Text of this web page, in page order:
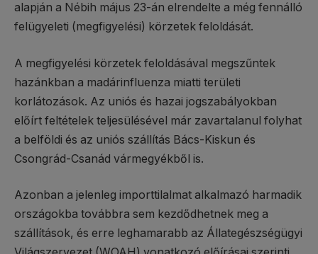
alapján a Nébih május 23-án elrendelte a még fennálló
felügyeleti (megfigyelési) körzetek feloldását.
A megfigyelési körzetek feloldásával megszűntek
hazánkban a madárinfluenza miatti területi
korlátozások. Az uniós és hazai jogszabályokban
előírt feltételek teljesülésével már zavartalanul folyhat
a belföldi és az uniós szállítás Bács-Kiskun és
Csongrád-Csanád vármegyékből is.
Azonban a jelenleg importtilalmat alkalmazó harmadik
országokba továbbra sem kezdődhetnek meg a
szállítások, és erre leghamarabb az Állategészségügyi